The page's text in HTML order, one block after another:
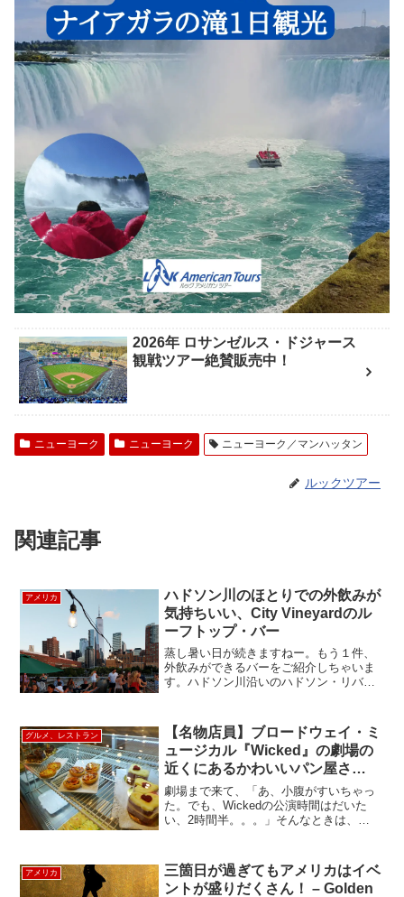
2026年 ロサンゼルス・ドジャース
観戦ツアー絶賛販売中！
ニューヨーク ニューヨーク ニューヨーク／マンハッタン
ルックツアー
関連記事
アメリカ
ハドソン川のほとりでの外飲みが
気持ちいい、City Vineyardのル
ーフトップ・バー
蒸し暑い日が続きますねー。もう１件、
外飲みができるバーをご紹介しちゃいま
す。ハドソン川沿いのハドソン・リバ
以前紹介した、グランドバンクスの隣の
埠頭にあります。グランド...
グルメ、レストラン
【名物店員】ブロードウェイ・ミ
ュージカル『Wicked』の劇場の
近くにあるかわいいパン屋さ
ん？〜 Thalia kitchen
劇場まで来て、「あ、小腹がすいちゃっ
た。でも、Wickedの公演時間はだいた
い、2時間半。。。」そんなときは、
気軽にフレッシュで美味しいサン...
アメリカ
三箇日が過ぎてもアメリカはイベ
ントが盛りだくさん！ – Golden